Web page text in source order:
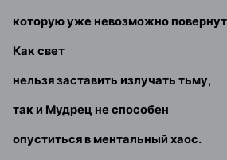
которую уже невозможно
Как свет
нельзя заставить излучать тьму,
так и Мудрец не способен
опуститься в ментальный хаос.